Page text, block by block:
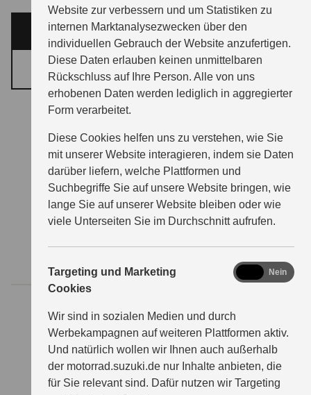
Website zur verbessern und um Statistiken zu
internen Marktanalysezwecken über den
individuellen Gebrauch der Website anzufertigen.
Diese Daten erlauben keinen unmittelbaren
Rückschluss auf Ihre Person. Alle von uns
erhobenen Daten werden lediglich in aggregierter
Form verarbeitet.
Diese Cookies helfen uns zu verstehen, wie Sie
mit unserer Website interagieren, indem sie Daten
darüber liefern, welche Plattformen und
Suchbegriffe Sie auf unsere Website bringen, wie
lange Sie auf unserer Website bleiben oder wie
viele Unterseiten Sie im Durchschnitt aufrufen.
Targeting und Marketing
Cookies
Wir sind in sozialen Medien und durch
Werbekampagnen auf weiteren Plattformen aktiv.
Und natürlich wollen wir Ihnen auch außerhalb
der motorrad.suzuki.de nur Inhalte anbieten, die
für Sie relevant sind. Dafür nutzen wir Targeting
marketing
Nein
ANGEBOT
NEWSLETTERANMELDUNG
4,1 71
Höchstgeschwindigkeit
122
kg
80
km